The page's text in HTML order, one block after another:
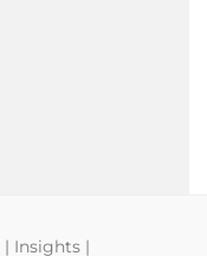
| Insights |